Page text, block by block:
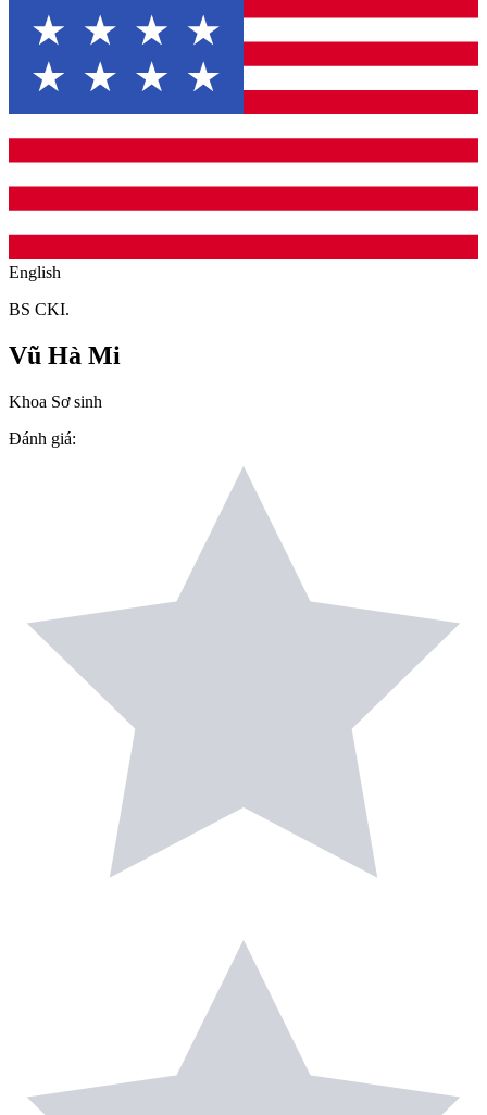
English
BS CKI.
Vũ Hà Mi
Khoa Sơ sinh
Đánh giá: